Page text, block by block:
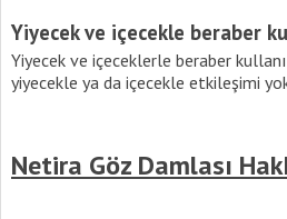
Yiyecek ve içecekle beraber
Yiyecek ve içeceklerle beraber
yiyecekle ya da içecekle etkileşimi
Netira Göz Damlası